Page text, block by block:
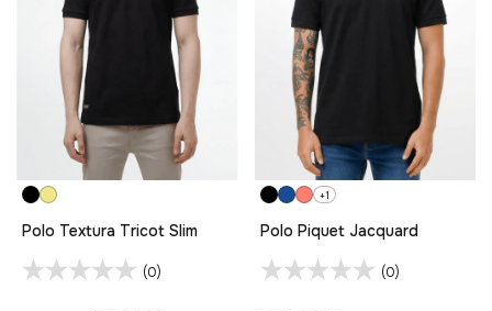
Polo Textura Tricot Slim
(0)
+1
Polo Piquet Jacquard
(0)